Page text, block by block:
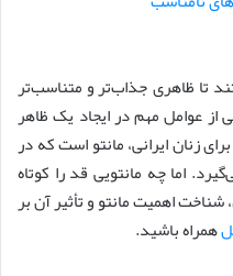
تا ظاهری جذاب‌تر و متناسب‌تر
عوامل مهم در ایجاد یک ظاهر
زنان ایرانی، مانتو است که در
اما چه مانتویی قد را کوتاه
اهمیت مانتو و تأثیر آن بر
همراه باشید.